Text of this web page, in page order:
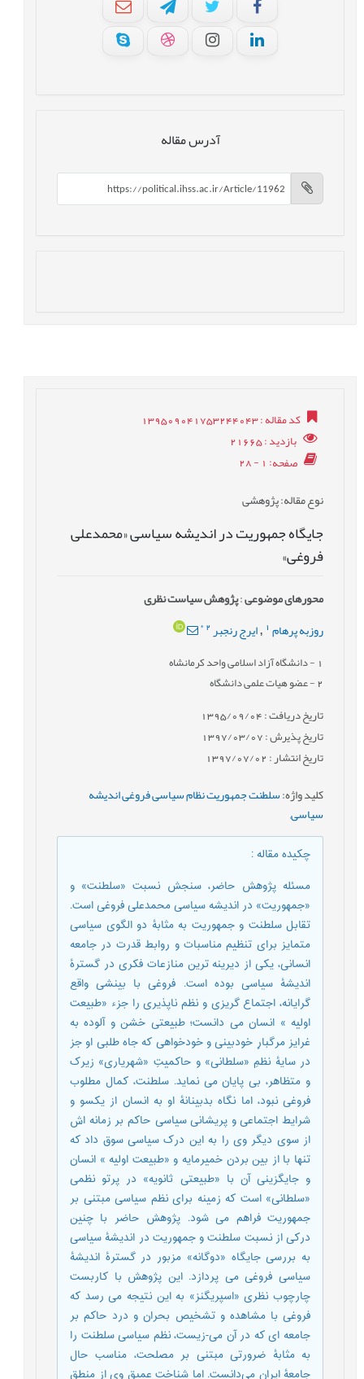
آدرس مقاله
کد مقاله: 139509041753244043
بازدید: 21665
صفحه: 1 - 28
نوع مقاله: پژوهشی
جایگاه جمهوریت در اندیشه سیاسی «محمدعلی
فروغی»
محورهای موضوعی:پژوهش سیاست نظری
روزبه پرهام1
, ایرج رنجبر 2
*
- دانشگاه آزاد اسلامی واحد کرمانشاه
2- عضو هیات علمی دانشگاه
تاریخ دریافت : 1395/09/04
تاریخ پذیرش : 1397/03/07
تاریخ انتشار : 1397/07/02
کلید واژه:سلطنت جمهوریت نظام سیاسی فروغی اندیشه
سیاسی,
چکیده مقاله:
مسئله پژوهش حاضر، سنجش نسبت «سلطنت» و
«جمهوریت» در اندیشه سیاسی محمدعلی فروغی است.
تقابل سلطنت و جمهوریت به مثابۀ دو الگوی سیاسی
متمایز برای تنظیم مناسبات و روابط قدرت در جامعه
انسانی، یکی از دیرینه ترین منازعات فکری در گسترۀ
اندیشۀ سیاسی بوده است. فروغی با بینشی واقع
گرایانه، اجتماع گریزی و نظم ناپذیری را جزء «طبیعت
اولیه » انسان می دانست؛ طبیعتی خشن و آلوده به
غرایز مرگبارِ خودبینی و خودخواهی که جاه طلبی او جز
در سایۀ نظمِ «سلطانی» و حاکمیتِ «شهریاری» زیرک
و متظاهر، بی پایان می نماید. سلطنت، کمال مطلوب
فروغی نبود، اما نگاه بدبینانۀ او به انسان از یکسو و
شرایط اجتماعی و پریشانی سیاسی حاکم بر زمانه اش
از سوی دیگر وی را به این درک سیاسی سوق داد که
تنها با از بین بردن خمیرمایه و «طبیعت اولیه » انسان
و جایگزینی آن با «طبیعتی ثانویه» در پرتو نظمی
«سلطانی» است که زمینه برای نظم سیاسی مبتنی بر
جمهوریت فراهم می شود. پژوهش حاضر با چنین
درکی از نسبت سلطنت و جمهوریت در اندیشۀ سیاسی
به بررسی جایگاه «دوگانه» مزبور در گسترۀ اندیشۀ
سیاسی فروغی می پردازد. این پژوهش با کاربست
چارچوب نظری «اسپریگنز» به این نتیجه می رسد که
فروغی با مشاهده و تشخیص بحران و درد حاکم بر
جامعه ای که در آن می-زیست، نظم سیاسی سلطنت را
به مثابۀ ضرورتی مبتنی بر مصلحت، مناسب حال
جامعۀ ایران می‌دانست. اما شناخت عمیق وی از منطق